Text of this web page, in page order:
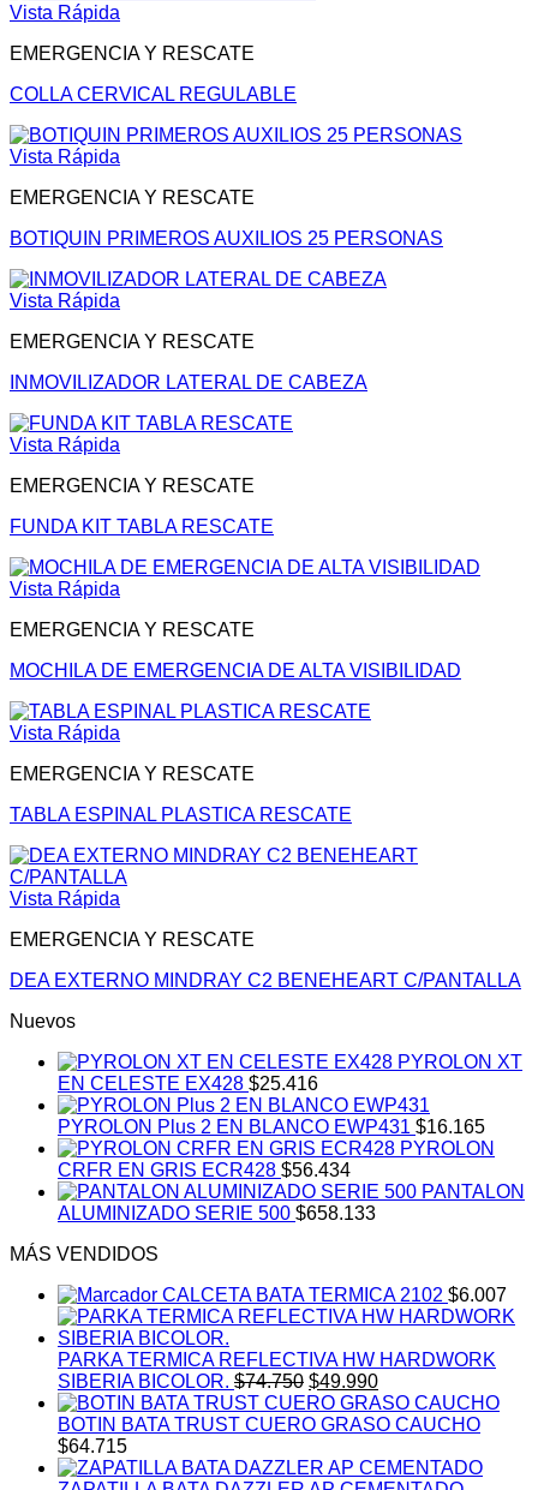
Vista Rápida
EMERGENCIA Y RESCATE
COLLA CERVICAL REGULABLE
Vista Rápida
EMERGENCIA Y RESCATE
BOTIQUIN PRIMEROS AUXILIOS 25 PERSONAS
Vista Rápida
EMERGENCIA Y RESCATE
INMOVILIZADOR LATERAL DE CABEZA
Vista Rápida
EMERGENCIA Y RESCATE
FUNDA KIT TABLA RESCATE
Vista Rápida
EMERGENCIA Y RESCATE
MOCHILA DE EMERGENCIA DE ALTA VISIBILIDAD
Vista Rápida
EMERGENCIA Y RESCATE
TABLA ESPINAL PLASTICA RESCATE
Vista Rápida
EMERGENCIA Y RESCATE
DEA EXTERNO MINDRAY C2 BENEHEART C/PANTALLA
Nuevos
PYROLON XT
EN CELESTE EX428 $25.416
PYROLON Plus 2 EN BLANCO EWP431 $16.165
PYROLON
CRFR EN GRIS ECR428 $56.434
PANTALON
ALUMINIZADO SERIE 500 $658.133
MÁS VENDIDOS
CALCETA BATA TERMICA 2102 $6.007
PARKA TERMICA REFLECTIVA HW HARDWORK
SIBERIA BICOLOR. $74.750 El
precio
original
$74.750.
$49.990El
precio
actual
$49.990.
BOTIN BATA TRUST CUERO GRASO CAUCHO
$64.715